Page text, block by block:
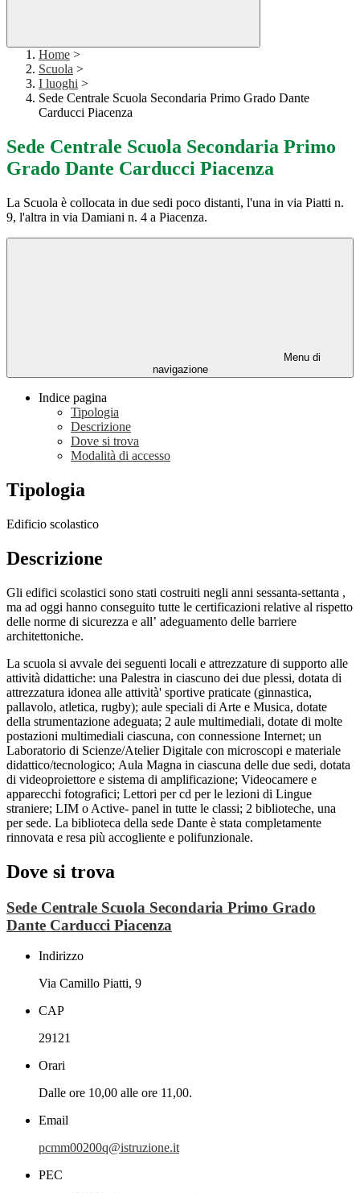
Home >
Scuola >
I luoghi >
Sede Centrale Scuola Secondaria Primo Grado Dante
Carducci Piacenza
Sede Centrale Scuola Secondaria Primo
Grado Dante Carducci Piacenza
La Scuola è collocata in due sedi poco distanti, l'una in via Piatti n.
9, l'altra in via Damiani n. 4 a Piacenza.
Menu di
navigazione
Indice pagina
Tipologia
Descrizione
Dove si trova
Modalità di accesso
Tipologia
Edificio scolastico
Descrizione
Gli edifici scolastici sono stati costruiti negli anni sessanta-settanta ,
ma ad oggi hanno conseguito tutte le certificazioni relative al rispetto
delle norme di sicurezza e all’ adeguamento delle barriere
architettoniche.
La scuola si avvale dei seguenti locali e attrezzature di supporto alle
attività didattiche: una Palestra in ciascuno dei due plessi, dotata di
attrezzatura idonea alle attività' sportive praticate (ginnastica,
pallavolo, atletica, rugby); aule speciali di Arte e Musica, dotate
della strumentazione adeguata; 2 aule multimediali, dotate di molte
postazioni multimediali ciascuna, con connessione Internet; un
Laboratorio di Scienze/Atelier Digitale con microscopi e materiale
didattico/tecnologico; Aula Magna in ciascuna delle due sedi, dotata
di videoproiettore e sistema di amplificazione; Videocamere e
apparecchi fotografici; Lettori per cd per le lezioni di Lingue
straniere; LIM o Active- panel in tutte le classi; 2 biblioteche, una
per sede. La biblioteca della sede Dante è stata completamente
rinnovata e resa più accogliente e polifunzionale.
Dove si trova
Sede Centrale Scuola Secondaria Primo Grado
Dante Carducci Piacenza
Indirizzo
Via Camillo Piatti, 9
CAP
29121
Orari
Dalle ore 10,00 alle ore 11,00.
Email
pcmm00200q@istruzione.it
PEC